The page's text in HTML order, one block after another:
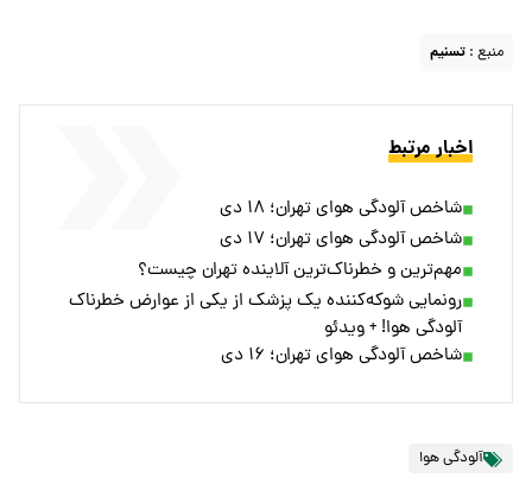
منبع : تسنیم
اخبار مرتبط
شاخص آلودگی هوای تهران؛ ۱۸ دی
شاخص آلودگی هوای تهران؛ ۱۷ دی
مهم‌ترین و خطرناک‌ترین آلاینده تهران چیست؟
رونمایی شوکه‌کننده یک پزشک از یکی از عوارض خطرناک
آلودگی هوا! + ویدئو
شاخص آلودگی هوای تهران؛ ۱۶ دی
آلودگی هوا